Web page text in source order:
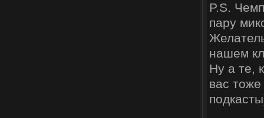
P.S.
пару
нашем
Ну а те,
вас